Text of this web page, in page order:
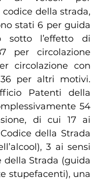
della strada,
stati 6 per guida
l’effetto di
per circolazione
circolazione con
per altri motivi.
Patenti della
54
di cui 17 ai
della Strada
3 ai sensi
della Strada (guida
stupefacenti), una